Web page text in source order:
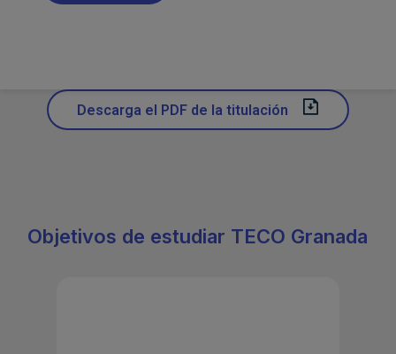
Descarga el PDF de la titulación
Objetivos de estudiar TECO Granada